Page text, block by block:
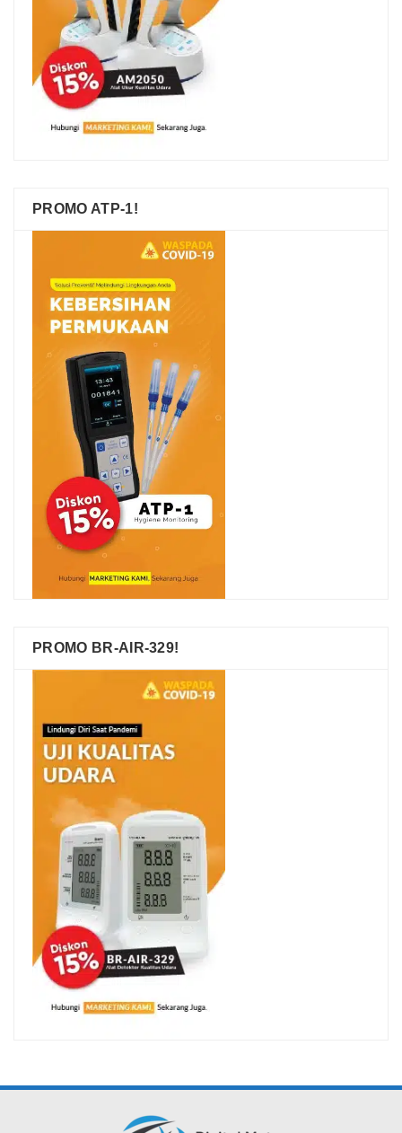
PROMO ATP-1!
PROMO BR-AIR-329!